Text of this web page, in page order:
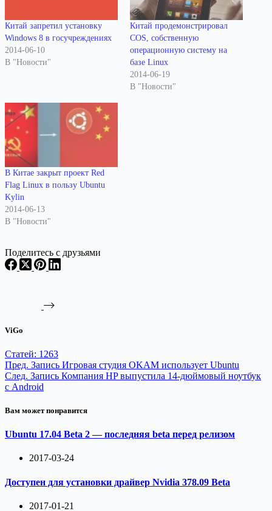
Китай запретил установку
Windows 8 в госучреждениях
2014-06-10
В "Новости"
Китай продемонстрировал
COS, собственную
операционную систему на
базе Linux
2014-06-19
В "Новости"
В Китае закрыт проект Red
Flag Linux в пользу Ubuntu
Kylin
2014-06-13
В "Новости"
Поделитесь с друзьями
ViGo
Статей: 1263
Пред. Запись Игровая студия OKAM использует Ubuntu
След. Запись Компания HP выпустила 14-дюймовый ноутбук
с Android
Вам может понравится
Ubuntu 17.04 Beta 2 — последняя beta перед релизом
2017-03-24
Доступен для установки драйвер Nvidia 378.09 Beta
2017-01-21